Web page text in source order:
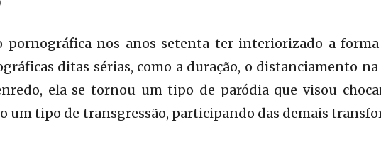
pornográfica nos anos setenta ter interiorizado a forma
ditas sérias, como a duração, o distanciamento
ela se tornou um tipo de paródia que visou
um tipo de transgressão, participando das demais